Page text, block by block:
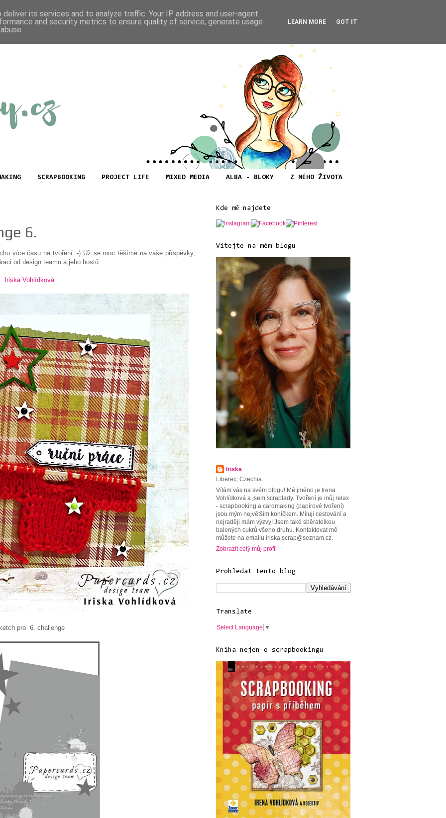
SCRAPBOOKING PROJECT LIFE MIXED MEDIA ALBA - BLOKY Z MÉHO ŽIVOTA
6.
více času na tvoření :-) Už se moc těšíme na vaše příspěvky,
od design teamu a jeho hostů.
Iriska Vohlídková
pro 6. challenge
Kde mě najdete
Vítejte na mém blogu
Iriska
Liberec, Czechia
Vítám vás na svém blogu! Mé jméno je Irena
Vohlídková a jsem scraplady. Tvoření je můj relax
- scrapbooking a cardmaking (papírové tvoření)
jsou mým největším koníčkem. Miluji cestování a
nejraději mám výzvy! Jsem také sběratelkou
balených cukrů všeho druhu. Kontaktovat mě
můžete na emailu iriska.scrap@seznam.cz.
Zobrazit celý můj profil
Prohledat tento blog
Translate
Select Language ▼
Kniha nejen o scrapbookingu
its services and to analyze traffic. Your IP address and user-agent
and security metrics to ensure quality of service, generate usage
LEARN MORE GOT IT